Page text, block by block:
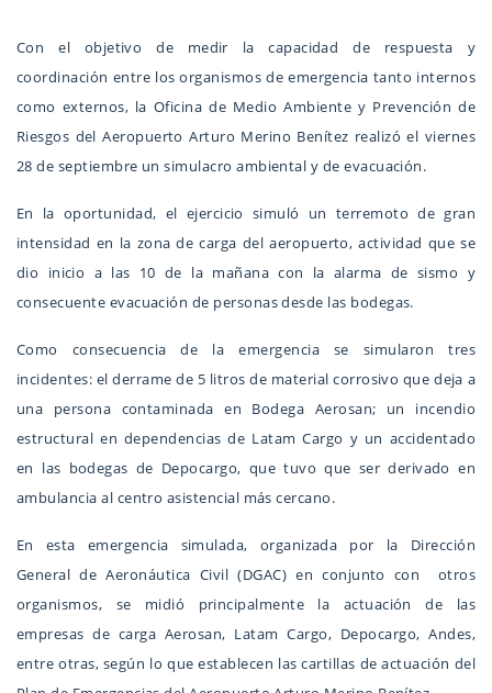
Con el objetivo de medir la capacidad de respuesta y
coordinación entre los organismos de emergencia tanto internos
como externos, la Oficina de Medio Ambiente y Prevención de
Riesgos del Aeropuerto Arturo Merino Benítez realizó el viernes
28 de septiembre un simulacro ambiental y de evacuación.
En la oportunidad, el ejercicio simuló un terremoto de gran
intensidad en la zona de carga del aeropuerto, actividad que se
dio inicio a las 10 de la mañana con la alarma de sismo y
consecuente evacuación de personas desde las bodegas.
Como consecuencia de la emergencia se simularon tres
incidentes: el derrame de 5 litros de material corrosivo que deja a
una persona contaminada en Bodega Aerosan; un incendio
estructural en dependencias de Latam Cargo y un accidentado
en las bodegas de Depocargo, que tuvo que ser derivado en
ambulancia al centro asistencial más cercano.
En esta emergencia simulada, organizada por la Dirección
General de Aeronáutica Civil (DGAC) en conjunto con otros
organismos, se midió principalmente la actuación de las
empresas de carga Aerosan, Latam Cargo, Depocargo, Andes,
entre otras, según lo que establecen las cartillas de actuación del